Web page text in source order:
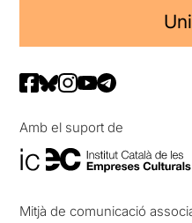
Amb el suport de
Mitjà de comunicació